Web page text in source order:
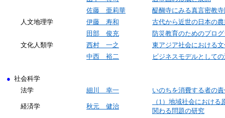
佐藤 亜莉華
醍醐寺にみる真言密教
人文地理学
伊藤 寿和
古代から近世の日本の
田部 俊充
防災教育のためのプロ
文化人類学
西村 一之
東アジア社会における
中西 裕二
ビジネスモデルとして
● 社会科学
法学
細川 幸一 いのちを消費する者の
経済学 秋元 健治
（1）地域社会におけ
関わる問題の研究